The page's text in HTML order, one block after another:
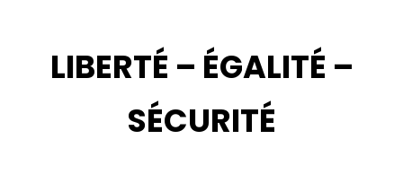
LIBERTÉ – ÉGALITÉ –
SÉCURITÉ